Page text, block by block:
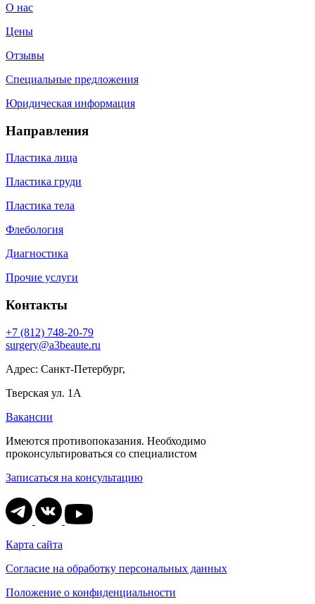
О нас
Цены
Отзывы
Специальные предложения
Юридическая информация
Направления
Пластика лица
Пластика груди
Пластика тела
Флебология
Диагностика
Прочие услуги
Контакты
+7 (812) 748-20-79
surgery@a3beaute.ru
Адрес: Санкт-Петербург,
Тверская ул. 1А
Вакансии
Имеются противопоказания. Необходимо
проконсультироваться со специалистом
Записаться на консультацию
Карта сайта
Согласие на обработку персональных данных
Положение о конфиденциальности